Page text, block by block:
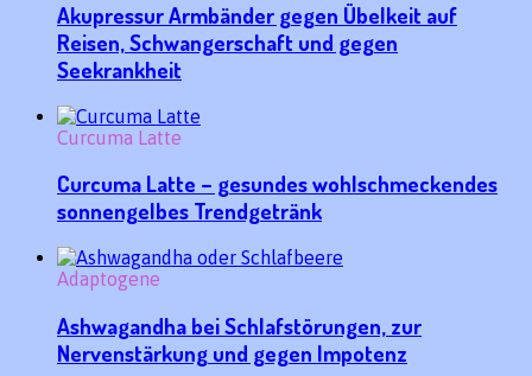
Akupressur Armbänder gegen Übelkeit auf
Reisen, Schwangerschaft und gegen
Seekrankheit
Curcuma Latte
Curcuma Latte – gesundes wohlschmeckendes
sonnengelbes Trendgetränk
Adaptogene
Ashwagandha bei Schlafstörungen, zur
Nervenstärkung und gegen Impotenz